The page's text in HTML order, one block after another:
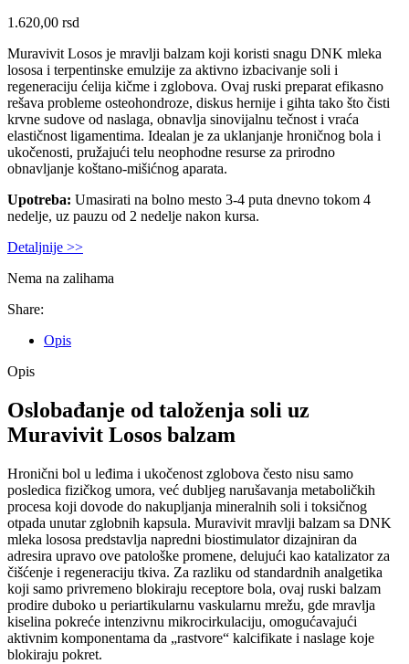
1.620,00 rsd
Muravivit Losos je mravlji balzam koji koristi snagu DNK mleka
lososa i terpentinske emulzije za aktivno izbacivanje soli i
regeneraciju ćelija kičme i zglobova. Ovaj ruski preparat efikasno
rešava probleme osteohondroze, diskus hernije i gihta tako što čisti
krvne sudove od naslaga, obnavlja sinovijalnu tečnost i vraća
elastičnost ligamentima. Idealan je za uklanjanje hroničnog bola i
ukočenosti, pružajući telu neophodne resurse za prirodno
obnavljanje koštano-mišićnog aparata.
Upotreba: Umasirati na bolno mesto 3-4 puta dnevno tokom 4
nedelje, uz pauzu od 2 nedelje nakon kursa.
Detaljnije >>
Nema na zalihama
Share:
Opis
Opis
Oslobađanje od taloženja soli uz
Muravivit Losos balzam
Hronični bol u leđima i ukočenost zglobova često nisu samo
posledica fizičkog umora, već dubljeg narušavanja metaboličkih
procesa koji dovode do nakupljanja mineralnih soli i toksičnog
otpada unutar zglobnih kapsula. Muravivit mravlji balzam sa DNK
mleka lososa predstavlja napredni biostimulator dizajniran da
adresira upravo ove patološke promene, delujući kao katalizator za
čišćenje i regeneraciju tkiva. Za razliku od standardnih analgetika
koji samo privremeno blokiraju receptore bola, ovaj ruski balzam
prodire duboko u periartikularnu vaskularnu mrežu, gde mravlja
kiselina pokreće intenzivnu mikrocirkulaciju, omogućavajući
aktivnim komponentama da „rastvore“ kalcifikate i naslage koje
blokiraju pokret.